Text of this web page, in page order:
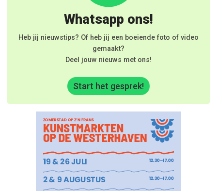
Whatsapp ons!
Heb jij nieuwstips? Of heb jij een boeiende foto of video
gemaakt?
Deel jouw nieuws met ons!
Start het gesprek!